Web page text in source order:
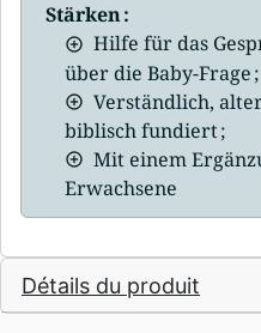
Stärken :
Hilfe für das
über die Baby-Frage ;
Verständlich,
biblisch fundiert ;
Mit einem
Erwachsene
Détails du produit